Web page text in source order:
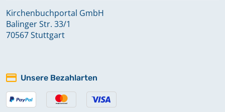
Kirchenbuchportal GmbH
Balinger Str. 33/1
70567 Stuttgart
Unsere Bezahlarten